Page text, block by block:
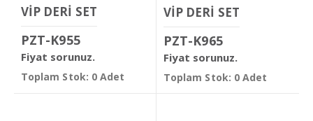
VİP DERİ SET
PZT-K955
Fiyat sorunuz.
Toplam Stok: 0 Adet
VİP DERİ SET
PZT-K965
Fiyat sorunuz.
Toplam Stok: 0 Adet